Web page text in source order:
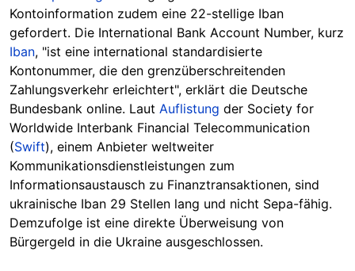
Kontoinformation zudem eine 22-stellige Iban
gefordert. Die International Bank Account Number, kurz
Iban, "ist eine international standardisierte
Kontonummer, die den grenzüberschreitenden
Zahlungsverkehr erleichtert", erklärt die Deutsche
Bundesbank online. Laut Auflistung der Society for
Worldwide Interbank Financial Telecommunication
(Swift), einem Anbieter weltweiter
Kommunikationsdienstleistungen zum
Informationsaustausch zu Finanztransaktionen, sind
ukrainische Iban 29 Stellen lang und nicht Sepa-fähig.
Demzufolge ist eine direkte Überweisung von
Bürgergeld in die Ukraine ausgeschlossen.